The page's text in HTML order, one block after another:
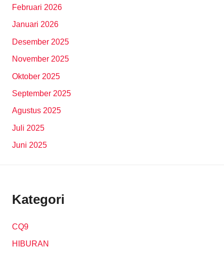
Februari 2026
Januari 2026
Desember 2025
November 2025
Oktober 2025
September 2025
Agustus 2025
Juli 2025
Juni 2025
Kategori
CQ9
HIBURAN